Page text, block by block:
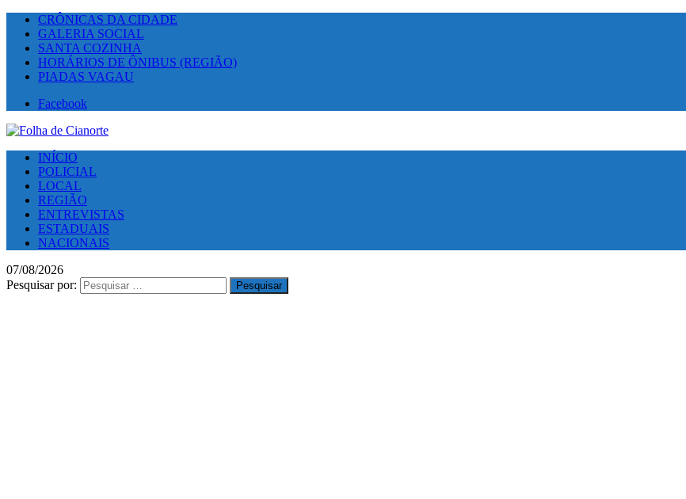
CRÔNICAS DA CIDADE
GALERIA SOCIAL
SANTA COZINHA
HORÁRIOS DE ÔNIBUS (REGIÃO)
PIADAS VAGAU
Facebook
INÍCIO
POLICIAL
LOCAL
REGIÃO
ENTREVISTAS
ESTADUAIS
NACIONAIS
07/08/2026
Pesquisar por: